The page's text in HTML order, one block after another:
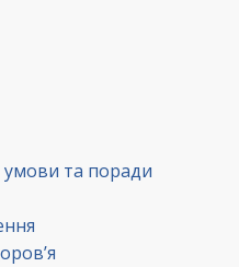
умови та поради